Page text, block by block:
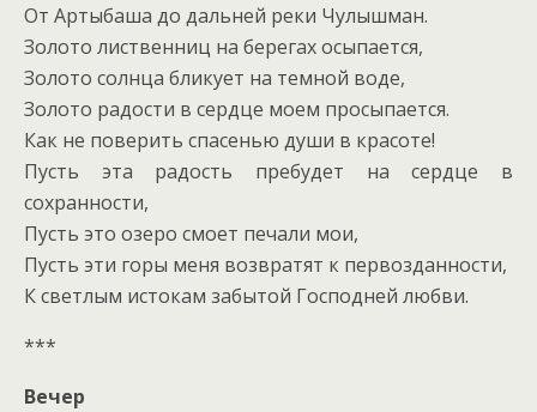
От Артыбаша до дальней реки Чулышман.
Золото лиственниц на берегах осыпается,
Золото солнца бликует на темной воде,
Золото радости в сердце моем просыпается.
Как не поверить спасенью души в красоте!
Пусть эта радость пребудет на сердце в
сохранности,
Пусть это озеро смоет печали мои,
Пусть эти горы меня возвратят к первозданности,
К светлым истокам забытой Господней любви.
***
Вечер